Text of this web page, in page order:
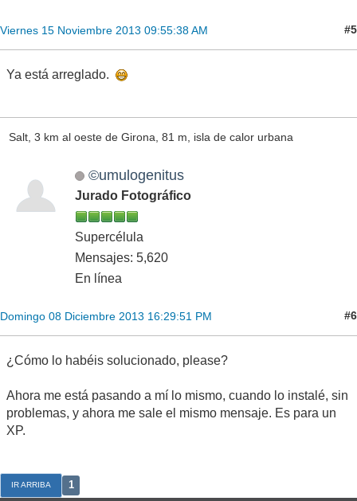
Viernes 15 Noviembre 2013 09:55:38 AM #5
Ya está arreglado.
Salt, 3 km al oeste de Girona, 81 m, isla de calor urbana
©umulogenitus
Jurado Fotográfico
Supercélula
Mensajes: 5,620
En línea
Domingo 08 Diciembre 2013 16:29:51 PM #6
¿Cómo lo habéis solucionado, please?
Ahora me está pasando a mí lo mismo, cuando lo instalé, sin
problemas, y ahora me sale el mismo mensaje. Es para un
XP.
IR ARRIBA 1